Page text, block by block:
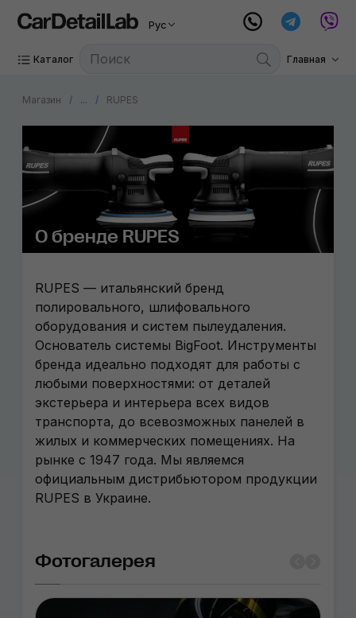
Рус
Каталог Главная
Магазин ... RUPES
О бренде RUPES
RUPES — итальянский бренд
полировального, шлифовального
оборудования и систем пылеудаления.
Основатель системы BigFoot. Инструменты
бренда идеально подходят для работы с
любыми поверхностями: от деталей
экстерьера и интерьера всех видов
транспорта, до всевозможных панелей в
жилых и коммерческих помещениях. На
рынке с 1947 года. Мы являемся
официальным дистрибьютором продукции
RUPES в Украине.
Фотогалерея